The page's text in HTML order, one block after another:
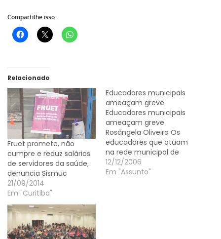
Compartilhe isso:
Relacionado
Fruet promete, não
cumpre e reduz salários
de servidores da saúde,
denuncia Sismuc
21/09/2014
Em "Curitiba"
Educadores municipais
ameaçam greve
Educadores municipais
ameaçam greve
Rosângela Oliveira Os
educadores que atuam
na rede municipal de
Curitiba prometem
entrar em greve caso
12/12/2006
Em "Assunto"